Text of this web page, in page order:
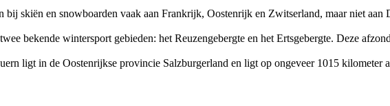
bij skiën en snowboarden vaak aan Frankrijk, Oostenrijk en Zwitserland, maar niet
bekende wintersport gebieden: het Reuzengebergte en het Ertsgebergte. Deze
ligt in de Oostenrijkse provincie Salzburgerland en ligt op ongeveer 1015 kilometer